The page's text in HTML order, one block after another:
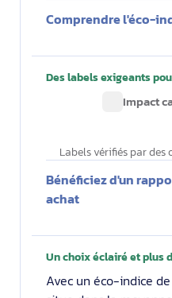
Comprendre l'éco-
Des labels exigeants
Impact
Labels vérifiés par
Bénéficiez d'un
achat
Un choix éclairé et plus
Avec un éco-indice de